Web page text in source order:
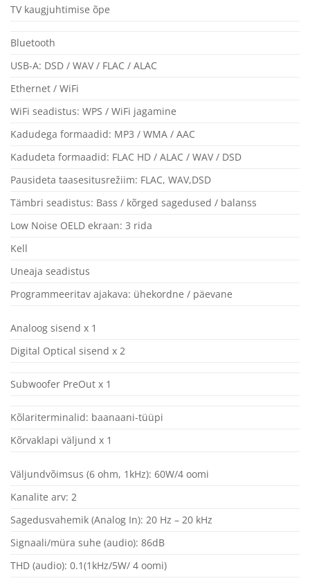
TV kaugjuhtimise õpe
Bluetooth
USB-A: DSD / WAV / FLAC / ALAC
Ethernet / WiFi
WiFi seadistus: WPS / WiFi jagamine
Kadudega formaadid: MP3 / WMA / AAC
Kadudeta formaadid: FLAC HD / ALAC / WAV / DSD
Pausideta taasesitusrežiim: FLAC, WAV,DSD
Tämbri seadistus: Bass / kõrged sagedused / balanss
Low Noise OELD ekraan: 3 rida
Kell
Uneaja seadistus
Programmeeritav ajakava: ühekordne / päevane
Analoog sisend x 1
Digital Optical sisend x 2
Subwoofer PreOut x 1
Kõlariterminalid: baanaani-tüüpi
Kõrvaklapi väljund x 1
Väljundvõimsus (6 ohm, 1kHz): 60W/4 oomi
Kanalite arv: 2
Sagedusvahemik (Analog In): 20 Hz – 20 kHz
Signaali/müra suhe (audio): 86dB
THD (audio): 0.1(1kHz/5W/ 4 oomi)